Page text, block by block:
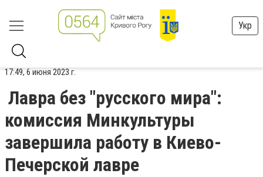
Укр
17:49, 6 июня 2023 г.
Лавра без "русского мира":
комиссия Минкультуры
завершила работу в Киево-
Печерской лавре